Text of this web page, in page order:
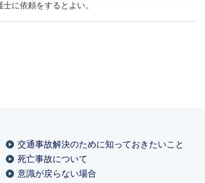
に依頼をするとよい。
交通事故解決のために知っておきたいこと
死亡事故について
意識が戻らない場合